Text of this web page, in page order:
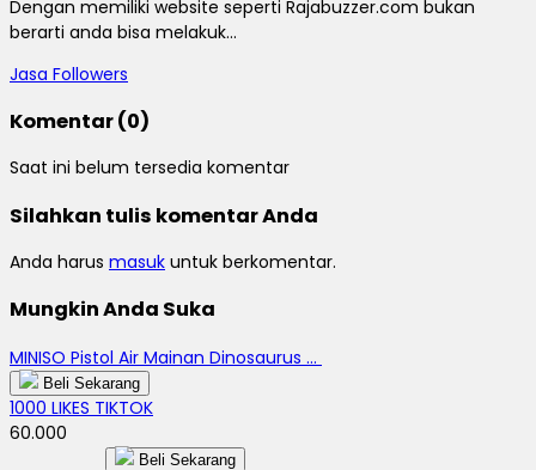
Dengan memiliki website seperti Rajabuzzer.com bukan
berarti anda bisa melakuk...
Jasa Followers
Komentar (0)
Saat ini belum tersedia komentar
Silahkan tulis komentar Anda
Anda harus masuk untuk berkomentar.
Mungkin Anda Suka
MINISO Pistol Air Mainan Dinosaurus ...
Beli Sekarang
1000 LIKES TIKTOK
60.000
Beli Sekarang